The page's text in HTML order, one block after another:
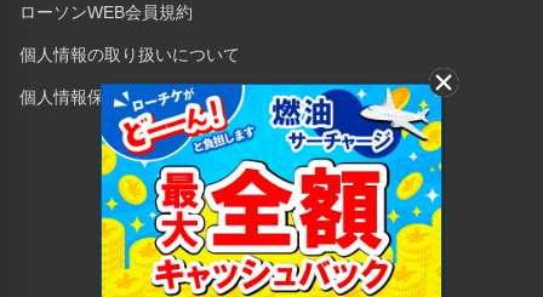
ローソンWEB会員規約
個人情報の取り扱いについて
個人情報保護方針
Copyright © 1998 Lawson Entertainment, Inc.